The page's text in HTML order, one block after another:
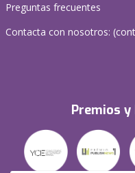
Preguntas frecuentes
Contacta con nosotros: (
Premios y